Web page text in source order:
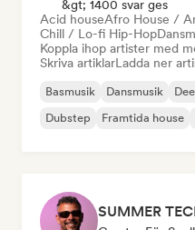
&gt; 1400 svar ges
Acid houseAfro House /
Chill / Lo-fi Hip-Hop
Koppla ihop artister med
Skriva artiklarLadda ner
Basmusik Dansmusik
Dubstep
Framtida house